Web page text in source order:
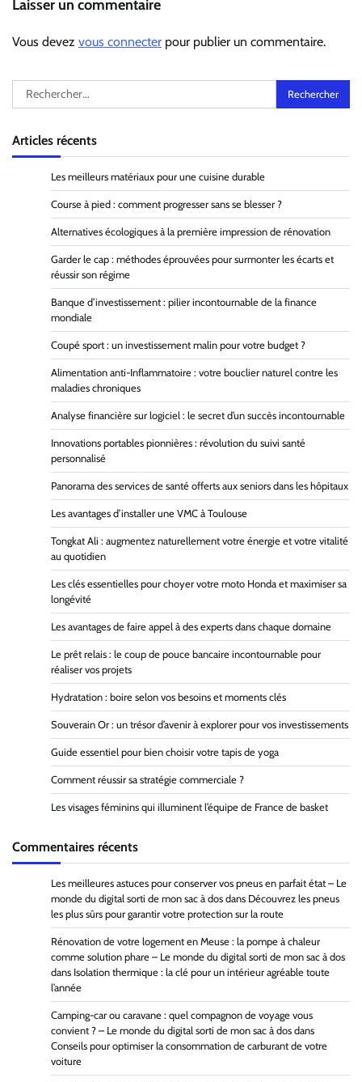
Laisser un commentaire
Vous devez vous connecter pour publier un commentaire.
Rechercher :
Articles récents
Les meilleurs matériaux pour une cuisine durable
Course à pied : comment progresser sans se blesser ?
Alternatives écologiques à la première impression de rénovation
Garder le cap : méthodes éprouvées pour surmonter les écarts et
réussir son régime
Banque d’investissement : pilier incontournable de la finance
mondiale
Coupé sport : un investissement malin pour votre budget ?
Alimentation anti-Inflammatoire : votre bouclier naturel contre les
maladies chroniques
Analyse financière sur logiciel : le secret d’un succès incontournable
Innovations portables pionnières : révolution du suivi santé
personnalisé
Panorama des services de santé offerts aux seniors dans les hôpitaux
Les avantages d’installer une VMC à Toulouse
Tongkat Ali : augmentez naturellement votre énergie et votre vitalité
au quotidien
Les clés essentielles pour choyer votre moto Honda et maximiser sa
longévité
Les avantages de faire appel à des experts dans chaque domaine
Le prêt relais : le coup de pouce bancaire incontournable pour
réaliser vos projets
Hydratation : boire selon vos besoins et moments clés
Souverain Or : un trésor d’avenir à explorer pour vos investissements
Guide essentiel pour bien choisir votre tapis de yoga
Comment réussir sa stratégie commerciale ?
Les visages féminins qui illuminent l’équipe de France de basket
Commentaires récents
Les meilleures astuces pour conserver vos pneus en parfait état – Le
monde du digital sorti de mon sac à dos dans Découvrez les pneus
les plus sûrs pour garantir votre protection sur la route
Rénovation de votre logement en Meuse : la pompe à chaleur
comme solution phare – Le monde du digital sorti de mon sac à dos
dans Isolation thermique : la clé pour un intérieur agréable toute
l’année
Camping-car ou caravane : quel compagnon de voyage vous
convient ? – Le monde du digital sorti de mon sac à dos dans
Conseils pour optimiser la consommation de carburant de votre
voiture